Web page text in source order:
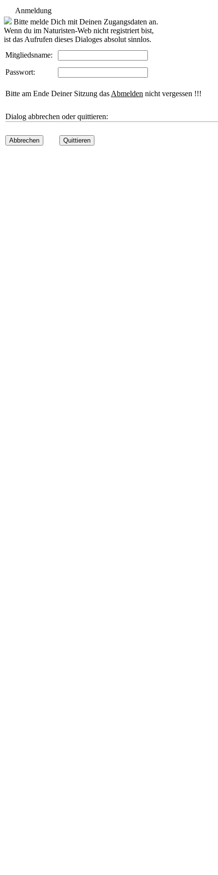
Anmeldung
Bitte melde Dich mit Deinen Zugangsdaten an.
Wenn du im Naturisten-Web nicht registriert bist,
ist das Aufrufen dieses Dialoges absolut sinnlos.
Mitgliedsname:
Passwort:
Bitte am Ende Deiner Sitzung das Abmelden nicht vergessen !!!
Dialog abbrechen oder quittieren:
Abbrechen Quittieren